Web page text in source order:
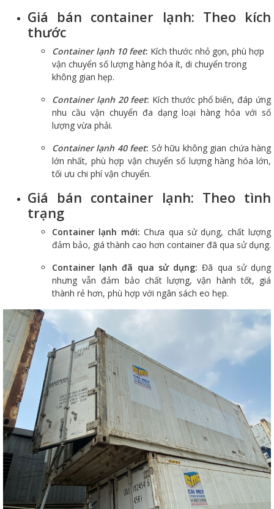
Giá bán container lạnh: Theo kích
thước
Container lạnh 10 feet: Kích thước nhỏ gọn, phù hợp
vận chuyển số lượng hàng hóa ít, di chuyển trong
không gian hẹp.
Container lạnh 20 feet: Kích thước phổ biến, đáp ứng
nhu cầu vận chuyển đa dạng loại hàng hóa với số
lượng vừa phải.
Container lạnh 40 feet: Sở hữu không gian chứa hàng
lớn nhất, phù hợp vận chuyển số lượng hàng hóa lớn,
tối ưu chi phí vận chuyển.
Giá bán container lạnh: Theo tình
trạng
Container lạnh mới:Chưa qua sử dụng, chất lượng
đảm bảo, giá thành cao hơn container đã qua sử dụng.
Container lạnh đã qua sử dụng:Đã qua sử dụng
nhưng vẫn đảm bảo chất lượng, vận hành tốt, giá
thành rẻ hơn, phù hợp với ngân sách eo hẹp.